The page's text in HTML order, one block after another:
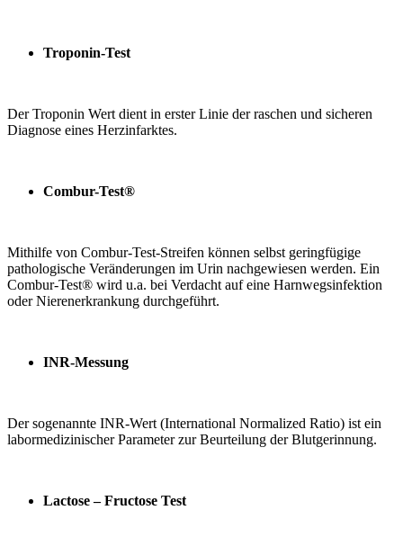
Troponin-Test
Der Troponin Wert dient in erster Linie der raschen und sicheren
Diagnose eines Herzinfarktes.
Combur-Test®
Mithilfe von Combur-Test-Streifen können selbst geringfügige
pathologische Veränderungen im Urin nachgewiesen werden. Ein
Combur-Test® wird u.a. bei Verdacht auf eine Harnwegsinfektion
oder Nierenerkrankung durchgeführt.
INR-Messung
Der sogenannte INR-Wert (International Normalized Ratio) ist ein
labormedizinischer Parameter zur Beurteilung der Blutgerinnung.
Lactose – Fructose Test